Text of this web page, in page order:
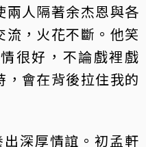
兩人隔著余杰恩與各
流，火花不斷。他笑
很好，不論戲裡戲
，會在背後拉住我的
深厚情誼。初孟軒